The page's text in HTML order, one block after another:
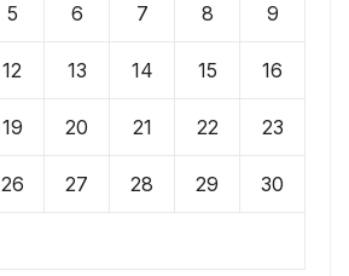
5 6 7 8 9
12 13 14 15 16
19 20 21 22 23
26 27 28 29 30